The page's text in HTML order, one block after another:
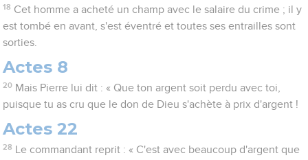
18 Cet homme a acheté un champ avec le salaire du crime ; il y
est tombé en avant, s'est éventré et toutes ses entrailles sont
sorties.
Actes 8
20 Mais Pierre lui dit : « Que ton argent soit perdu avec toi,
puisque tu as cru que le don de Dieu s'achète à prix d'argent !
Actes 22
28
Le commandant reprit : « C'est avec beaucoup d'argent que